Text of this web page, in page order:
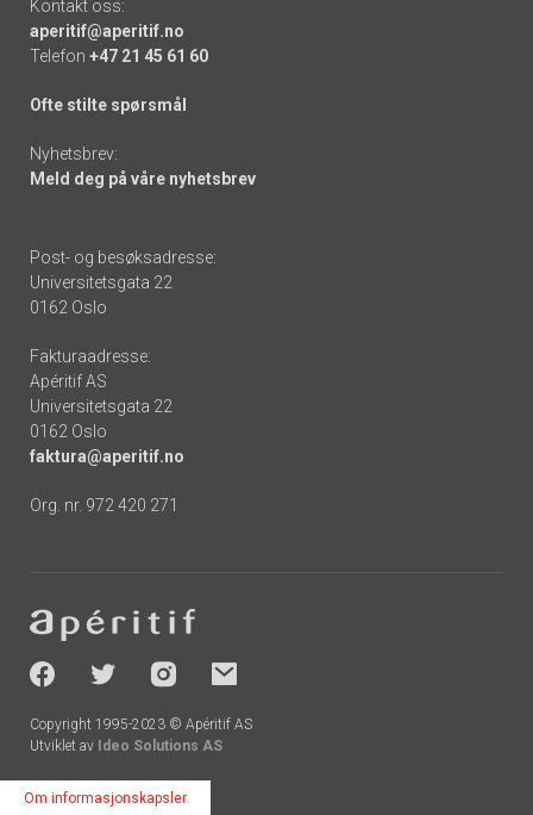
Kontakt oss:
aperitif@aperitif.no
Telefon +47 21 45 61 60
Ofte stilte spørsmål
Nyhetsbrev:
Meld deg på våre nyhetsbrev
Post- og besøksadresse:
Universitetsgata 22
0162 Oslo
Fakturaadresse:
Apéritif AS
Universitetsgata 22
0162 Oslo
faktura@aperitif.no
Org. nr. 972 420 271
-
socials
Copyright 1995-2023 © Apéritif AS
Utviklet av Ideo Solutions AS
Om informasjonskapsler